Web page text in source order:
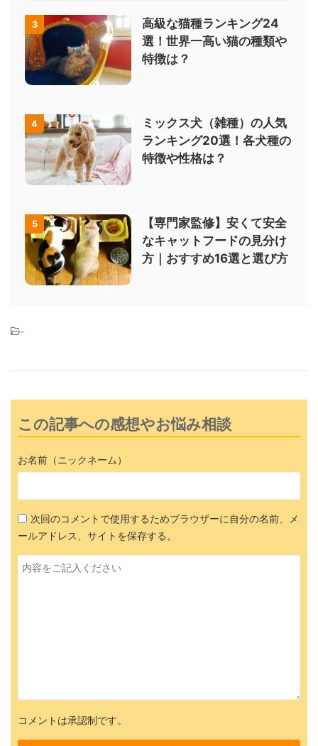
3
高級な猫種ランキング24
選！世界一高い猫の種類や
特徴は？
4
ミックス犬（雑種）の人気
ランキング20選！各犬種の
特徴や性格は？
5
【専門家監修】安くて安全
なキャットフードの見分け
方｜おすすめ16選と選び方
-
この記事への感想やお悩み相談
お名前（ニックネーム）
次回のコメントで使用するためブラウザーに自分の名前、メ
ールアドレス、サイトを保存する。
コメントは承認制です。